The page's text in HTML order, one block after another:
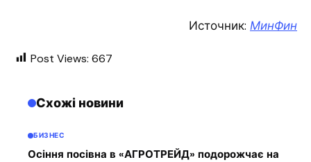
Источник: МинФин
Post Views: 667
Схожі новини
БИЗНЕС
Осіння посівна в «АГРОТРЕЙД» подорожчає на